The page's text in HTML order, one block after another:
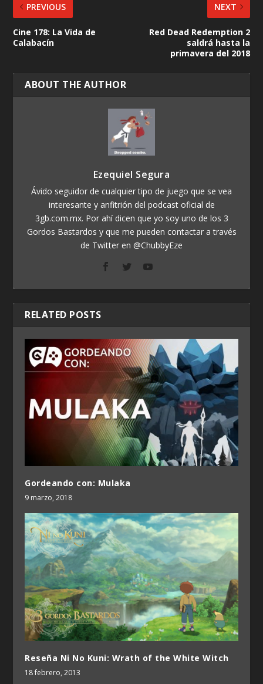
PREVIOUS
Cine 178: La Vida de
Calabacín
NEXT
Red Dead Redemption 2
saldrá hasta la
primavera del 2018
ABOUT THE AUTHOR
Ezequiel Segura
Ávido seguidor de cualquier tipo de juego que se vea
interesante y anfitrión del podcast oficial de
3gb.com.mx. Por ahí dicen que yo soy uno de los 3
Gordos Bastardos y que me pueden contactar a través
de Twitter en @ChubbyEze
RELATED POSTS
Gordeando con: Mulaka
9 marzo, 2018
Reseña Ni No Kuni: Wrath of the White Witch
18 febrero, 2013